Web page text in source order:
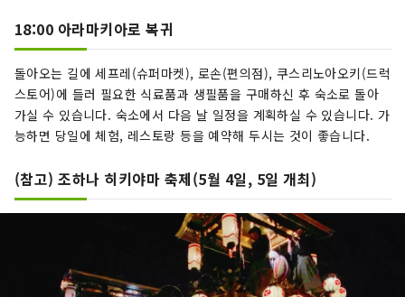
18:00 아라마키아로 복귀
돌아오는 길에 세프레(슈퍼마켓), 로손(편의점), 쿠스리노아오키(드럭
스토어)에 들러 필요한 식료품과 생필품을 구매하신 후 숙소로 돌아
가실 수 있습니다. 숙소에서 다음 날 일정을 계획하실 수 있습니다. 가
능하면 당일에 체험, 레스토랑 등을 예약해 두시는 것이 좋습니다.
(참고) 조하나 히키야마 축제(5월 4일, 5일 개최)